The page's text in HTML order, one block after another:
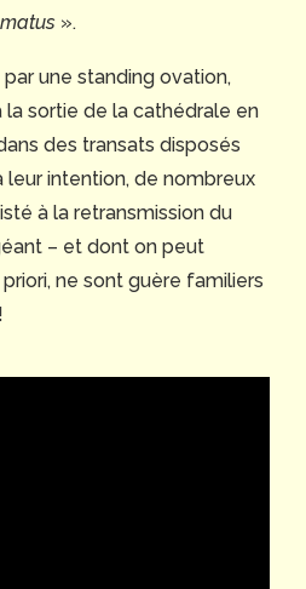
».
une standing ovation,
la sortie de la cathédrale en
des transats disposés
intention, de nombreux
à la retransmission du
– et dont on peut
ne sont guère familiers